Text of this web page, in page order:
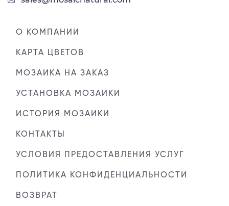
О КОМПАНИИ
КАРТА ЦВЕТОВ
МОЗАИКА НА ЗАКАЗ
УСТАНОВКА МОЗАИКИ
ИСТОРИЯ МОЗАИКИ
КОНТАКТЫ
УСЛОВИЯ ПРЕДОСТАВЛЕНИЯ УСЛУГ
ПОЛИТИКА КОНФИДЕНЦИАЛЬНОСТИ
ВОЗВРАТ